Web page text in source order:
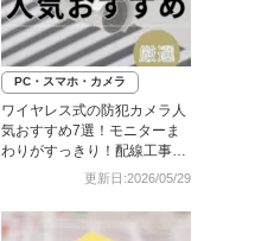
PC・スマホ・カメラ
ワイヤレス式の防犯カメラ人
気おすすめ7選！モニターま
わりがすっきり！配線工事も
更新日:2026/05/29